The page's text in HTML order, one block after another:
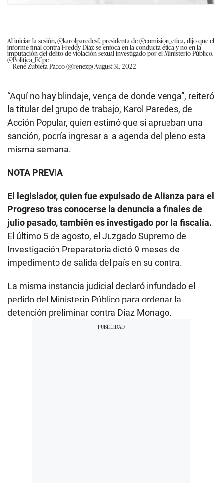
Al iniciar la sesión, @karolparedesf, presidenta de@comision_etica, dijo que el
informe final contra Freddy Díaz se enfoca en la conducta ética y no en la
imputación del delito de violación sexual investigado por el Ministerio Público.
@Politica_ECpe
— René Zubieta Pacco (@renezp)August 31, 2022
“Aquí no hay blindaje, venga de donde venga”, reiteró
la titular del grupo de trabajo, Karol Paredes, de
Acción Popular, quien estimó que si aprueban una
sanción, podría ingresar a la agenda del pleno esta
misma semana.
NOTA PREVIA
El legislador, quien fue expulsado de Alianza para el
Progreso tras conocerse la denuncia a finales de
julio pasado, también es investigado por la fiscalía.
El último 5 de agosto, el Juzgado Supremo de
Investigación Preparatoria dictó 9 meses de
impedimento de salida del país en su contra.
La misma instancia judicial declaró infundado el
pedido del Ministerio Público para ordenar la
detención preliminar contra Díaz Monago.